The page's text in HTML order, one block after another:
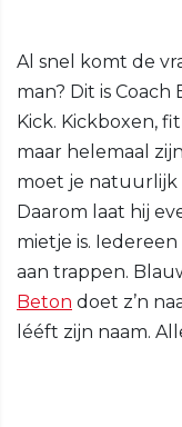
Al snel komt de
man? Dit is Coach
Kick. Kickboxen,
maar helemaal
moet je natuurlijk
Daarom laat hij
mietje is.
aan trappen.
Beton doet z’n
lééft zijn naam.